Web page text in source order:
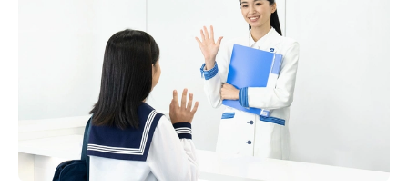
※講習会のみお申し込みいただいた場合、通常のサービス
内容と一部異なります。詳しくはお問い合わせください。
◆◇◆◇◆◇◆◇◆◇◆◇◆◇◆
🌸鈴蘭台教室の合格実績🌸（2026年4月入学生）